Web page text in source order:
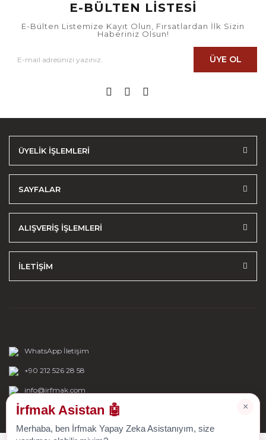
E-BÜLTEN LİSTESİ
E-Bülten Listemize Kayıt Olun, Fırsatlardan İlk Sizin
Haberiniz Olsun!
ÜYE OL
ÜYELİK İŞLEMLERİ
SAYFALAR
ALIŞVERİŞ İŞLEMLERİ
İLETİŞİM
WhatsApp İletişim
+90 212 526 28 58
info@irfmak.com
×
İrfmak Asistan 🤖
Merhaba, ben İrfmak Yapay Zeka Asistanıyım, size